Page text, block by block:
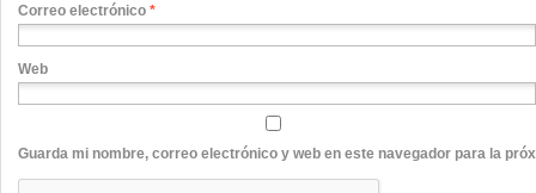
Correo electrónico *
Web
Guarda mi nombre, correo electrónico y web en este navegador para la